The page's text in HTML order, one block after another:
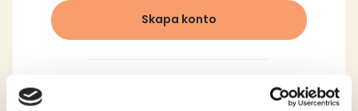
Skapa konto